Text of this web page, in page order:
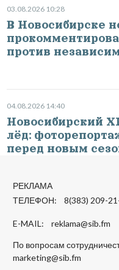
03.08.2026 10:28
В Новосибирске
против
04.08.2026 14:40
Новосибирский
лёд:
перед новым
РЕКЛАМА
ТЕЛЕФОН: 8(383) 209-
E-MAIL: reklama@sib.fm
По вопросам
marketing@sib.fm